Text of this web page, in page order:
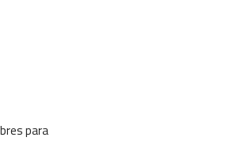
para